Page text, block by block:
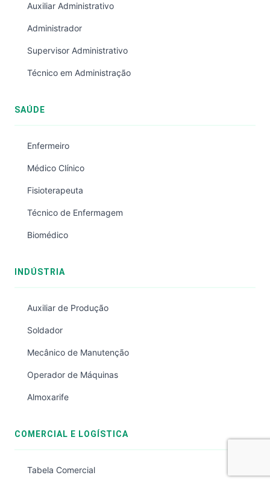
Auxiliar Administrativo
Administrador
Supervisor Administrativo
Técnico em Administração
SAÚDE
Enfermeiro
Médico Clínico
Fisioterapeuta
Técnico de Enfermagem
Biomédico
INDÚSTRIA
Auxiliar de Produção
Soldador
Mecânico de Manutenção
Operador de Máquinas
Almoxarife
COMERCIAL E LOGÍSTICA
Tabela Comercial